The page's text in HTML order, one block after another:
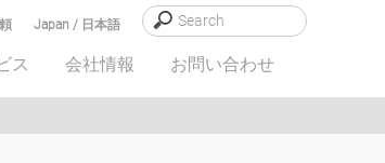
Japan / 日本語
ス 会社情報 お問い合わせ